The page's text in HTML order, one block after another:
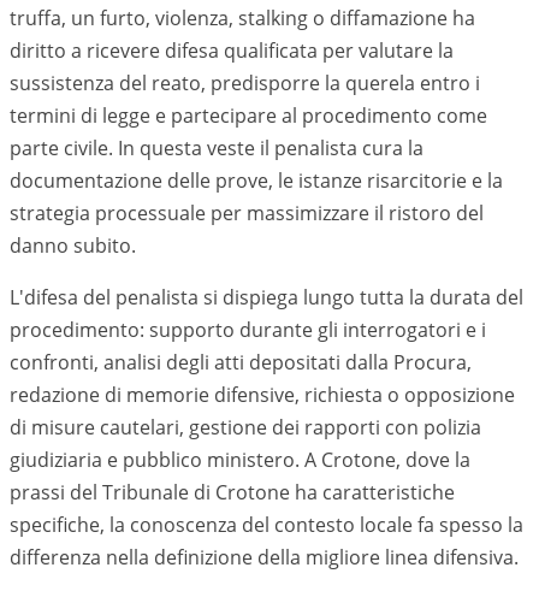
truffa, un furto, violenza, stalking o diffamazione ha
diritto a ricevere difesa qualificata per valutare la
sussistenza del reato, predisporre la querela entro i
termini di legge e partecipare al procedimento come
parte civile. In questa veste il penalista cura la
documentazione delle prove, le istanze risarcitorie e la
strategia processuale per massimizzare il ristoro del
danno subito.
L'difesa del penalista si dispiega lungo tutta la durata del
procedimento: supporto durante gli interrogatori e i
confronti, analisi degli atti depositati dalla Procura,
redazione di memorie difensive, richiesta o opposizione
di misure cautelari, gestione dei rapporti con polizia
giudiziaria e pubblico ministero. A Crotone, dove la
prassi del Tribunale di Crotone ha caratteristiche
specifiche, la conoscenza del contesto locale fa spesso la
differenza nella definizione della migliore linea difensiva.